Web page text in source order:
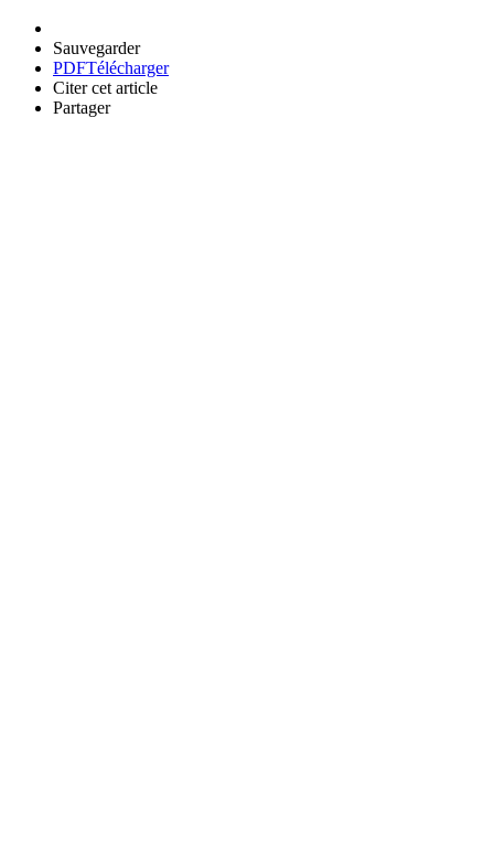
Sauvegarder
PDFTélécharger
Citer cet article
Partager